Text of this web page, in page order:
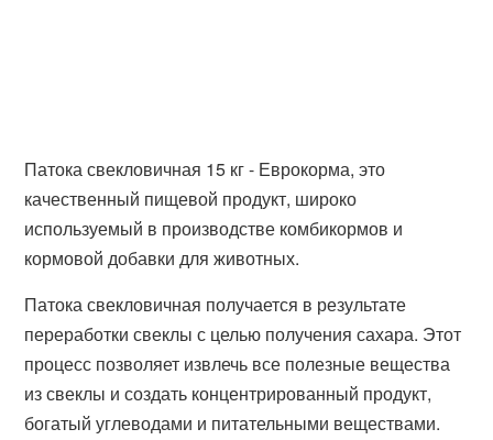
Патока свекловичная 15 кг - Еврокорма, это
качественный пищевой продукт, широко
используемый в производстве комбикормов и
кормовой добавки для животных.
Патока свекловичная получается в результате
переработки свеклы с целью получения сахара. Этот
процесс позволяет извлечь все полезные вещества
из свеклы и создать концентрированный продукт,
богатый углеводами и питательными веществами.